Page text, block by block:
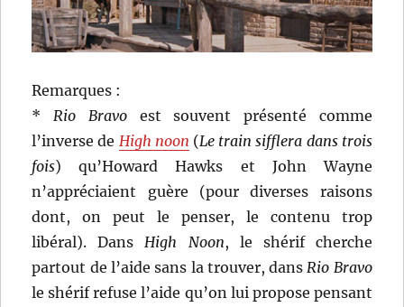
Remarques :
* Rio Bravoest souvent présenté comme
l’inverse de High noon (Le train sifflera dans trois
fois) qu’Howard Hawks et John Wayne
n’appréciaient guère (pour diverses raisons
dont, on peut le penser, le contenu trop
libéral). Dans High Noon, le shérif cherche
partout de l’aide sans la trouver, dans Rio Bravo
le shérif refuse l’aide qu’on lui propose pensant